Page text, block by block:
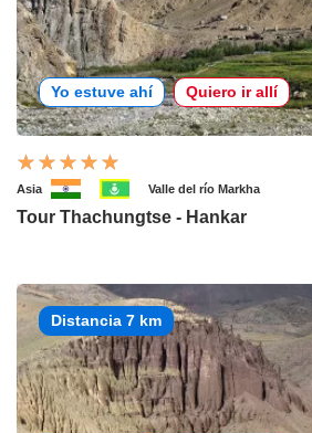
Yo estuve ahí Quiero ir allí
Asia Valle del río Markha
Tour Thachungtse - Hankar
Distancia 7 km